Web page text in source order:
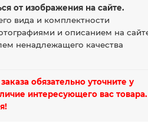
от изображения на сайте.
вида и комплектности
и описанием на
ненадлежащего качества
обязательно уточните у
интересующего вас товара.